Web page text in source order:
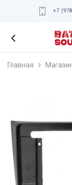
+7
Главная